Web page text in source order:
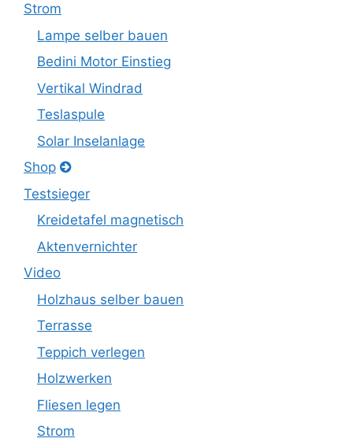
Strom
Lampe selber bauen
Bedini Motor Einstieg
Vertikal Windrad
Teslaspule
Solar Inselanlage
Shop
Testsieger
Kreidetafel magnetisch
Aktenvernichter
Video
Holzhaus selber bauen
Terrasse
Teppich verlegen
Holzwerken
Fliesen legen
Strom